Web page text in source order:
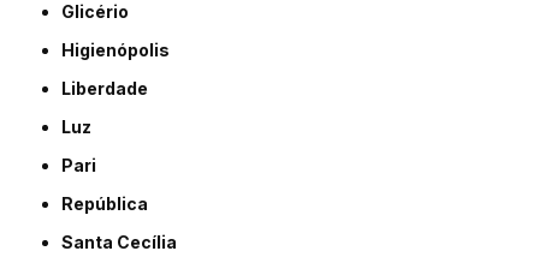
Glicério
Higienópolis
Liberdade
Luz
Pari
República
Santa Cecília